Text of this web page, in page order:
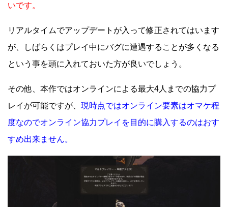
いです。
リアルタイムでアップデートが入って修正されてはいます
が、しばらくはプレイ中にバグに遭遇することが多くなる
という事を頭に入れておいた方が良いでしょう。
その他、本作ではオンラインによる最大4人までの協力プ
レイが可能ですが、 現時点ではオンライン要素はオマケ程
度なのでオンライン協力プレイを目的に購入するのはおす
すめ出来ません。